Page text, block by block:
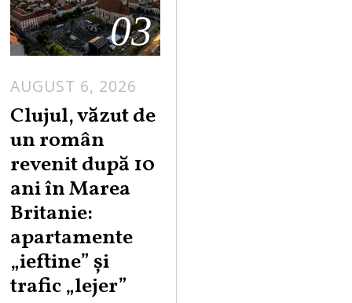
03
AUGUST 6, 2026
Clujul, văzut de
un român
revenit după 10
ani în Marea
Britanie:
apartamente
„ieftine” și
trafic „lejer”